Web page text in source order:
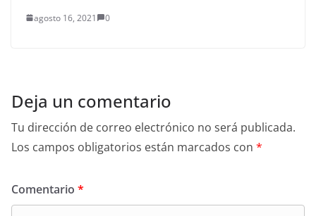
agosto 16, 2021 0
Deja un comentario
Tu dirección de correo electrónico no será publicada.
Los campos obligatorios están marcados con *
Comentario *